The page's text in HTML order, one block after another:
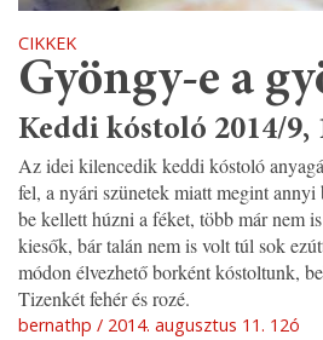
CIKKEK
Gyöngy-e a
Keddi kóstoló 2014/9,
Az idei kilencedik keddi kóstoló
fel, a nyári szünetek miatt megint
be kellett húzni a féket, több már nem
kiesők, bár talán nem is volt túl sok
módon élvezhető borként kóstoltunk,
Tizenkét fehér és rozé.
bernathp 2014. augusztus 11. 12ó